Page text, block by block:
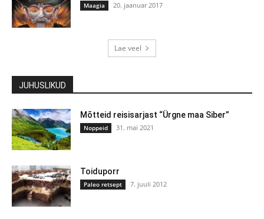
Maagia 20. jaanuar 2017
Lae veel
JUHUSLIKUD
Mõtteid reisisarjast “Ürgne maa Siber”
Noppeid 31. mai 2021
Toiduporr
Paleo retsept 7. juuli 2012